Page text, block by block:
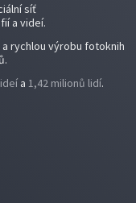
síť
a videí.
rychlou výrobu fotoknih
a 1,42 milionů lidí.